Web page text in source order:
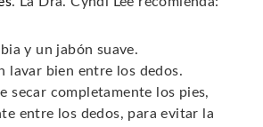
y un jabón suave.
lavar bien entre los dedos.
secar completamente los pies,
entre los dedos, para evitar la